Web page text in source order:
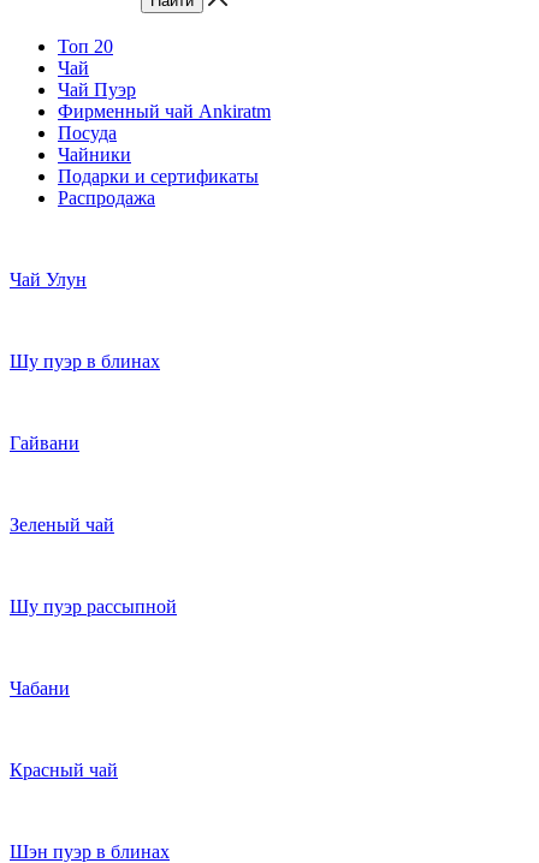
Топ 20
Чай
Чай Пуэр
Фирменный чай Ankiratm
Посуда
Чайники
Подарки и сертификаты
Распродажа
Чай Улун
Шу пуэр в блинах
Гайвани
Зеленый чай
Шу пуэр рассыпной
Чабани
Красный чай
Шэн пуэр в блинах